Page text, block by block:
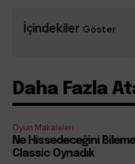
İçindekiler Göster
Daha Fazla
Oyun Makaleleri
Ne Hissedeceğini
Classic Oynadık